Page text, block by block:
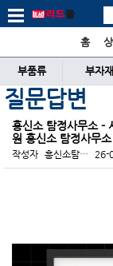
홈
부품류 부자
질문답변
흥신소 탐정사무소 -
원 흥신소 탐정사무소
작성자 흥신소탐… 26-